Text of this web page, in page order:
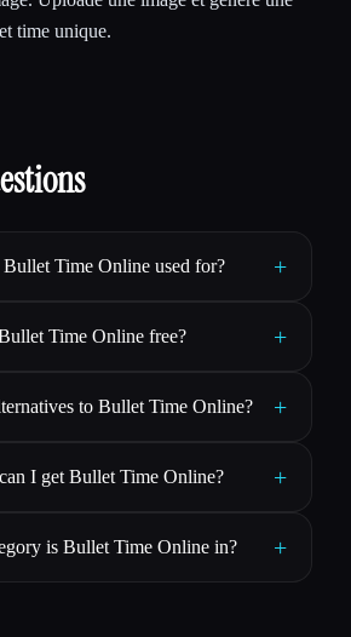
time unique.
Time Online used for? +
Time Online free? +
to Bullet Time Online? +
I get Bullet Time Online? +
is Bullet Time Online in? +